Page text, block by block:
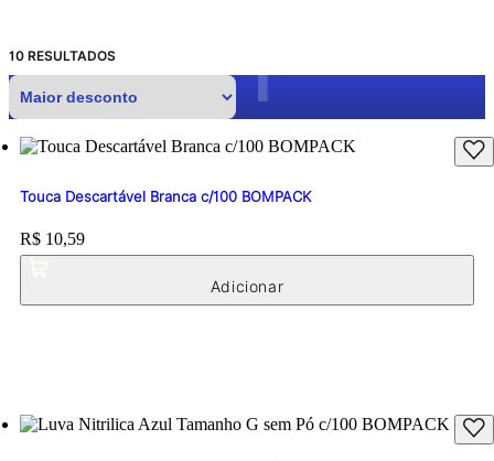
10 RESULTADOS
Touca Descartável Branca c/100 BOMPACK
Price:
R$ 10,59